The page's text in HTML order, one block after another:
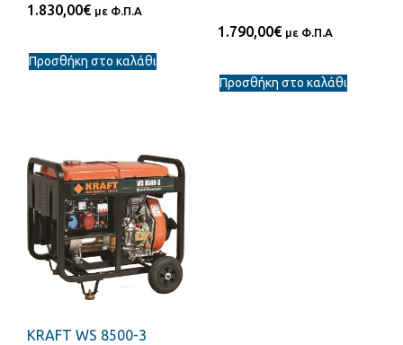
1.830,00€ με Φ.Π.Α
Προσθήκη στο καλάθι
1.790,00€ με Φ.Π.Α
Προσθήκη στο καλάθι
KRAFT WS 8500-3